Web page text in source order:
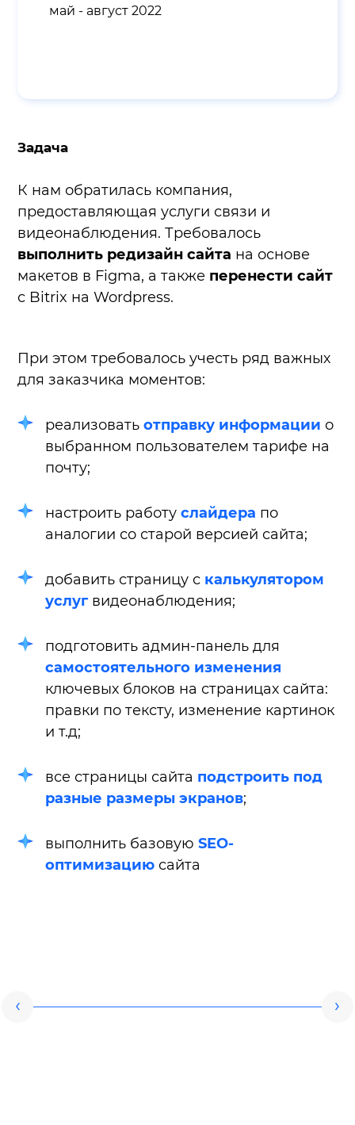
май - август 2022
Задача
К нам обратилась компания,
предоставляющая услуги связи и
видеонаблюдения. Требовалось
выполнить редизайн сайта на основе
макетов в Figma, а также перенести сайт
с Bitrix на Wordpress.
При этом требовалось учесть ряд важных
для заказчика моментов:
реализоватьотправку информации о
выбранном пользователем тарифе на
почту;
настроить работуслайдера по
аналогии со старой версией сайта;
добавить страницу с калькулятором
услугвидеонаблюдения;
подготовить админ-панель для
самостоятельного изменения
ключевых блоков на страницах сайта:
правки по тексту, изменение картинок
и т.д;
все страницы сайта подстроить под
разные размеры экранов;
выполнить базовую SEO-
оптимизацию сайта
‹ ›